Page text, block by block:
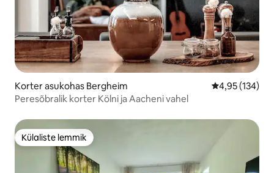
Korter asukohas Bergheim Keskmine
4,95 (134)
Peresõbralik korter Kölni ja Aacheni vahel
Külaliste lemmik
Külaliste lemmik